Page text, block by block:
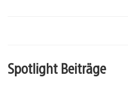
Spotlight Beiträge